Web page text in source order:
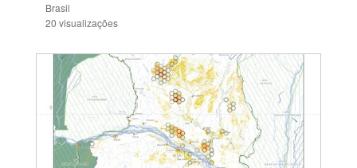
Brasil
20 visualizações